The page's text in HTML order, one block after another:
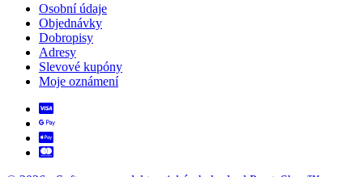
Osobní údaje
Objednávky
Dobropisy
Adresy
Slevové kupóny
Moje oznámení